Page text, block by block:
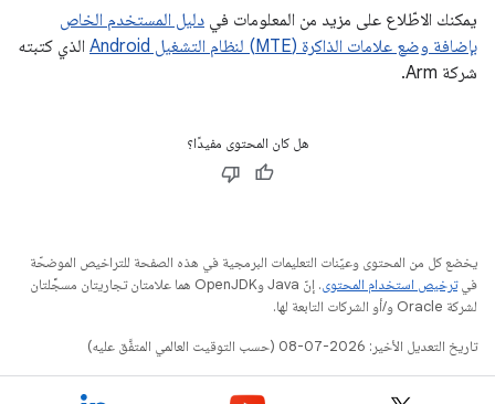
يمكنك الاطّلاع على مزيد من المعلومات في دليل المستخدم الخاص
بإضافة وضع علامات الذاكرة (MTE) لنظام التشغيل Android
الذي كتبته
شركة Arm.
هل كان المحتوى مفيدًا؟
يخضع كل من المحتوى وعيّنات التعليمات البرمجية في هذه الصفحة للتراخيص الموضحّة
فيترخيص استخدام المحتوى
. إنّ Java وOpenJDK هما علامتان تجاريتان مسجَّلتان
لشركة Oracle و/أو الشركات التابعة لها.
تاريخ التعديل الأخير: 2026-07-08 (حسب التوقيت العالمي المتفَّق عليه)